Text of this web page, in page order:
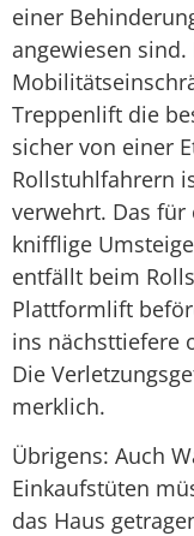
einer
angewiesen
Treppenlift die
sicher von einer
Rollstuhlfahrern
verwehrt. Das
knifflige
entfällt beim
Plattformlift
ins nächsttiefere
Die
merklich.
Übrigens: Auch
Einkaufstüten
das Haus